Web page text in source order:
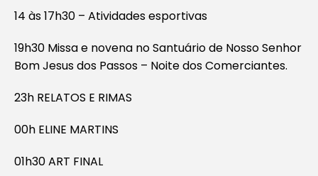
14 às 17h30 – Atividades esportivas
19h30 Missa e novena no Santuário de Nosso Senhor
Bom Jesus dos Passos – Noite dos Comerciantes.
23h RELATOS E RIMAS
00h ELINE MARTINS
01h30 ART FINAL